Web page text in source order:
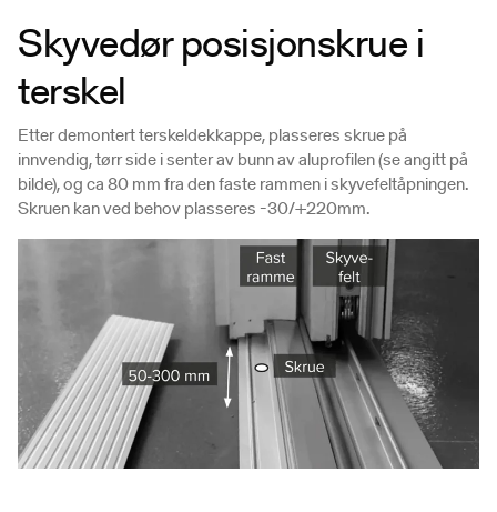
Skyvedør posisjonskrue i
terskel
Etter demontert terskeldekkappe, plasseres skrue på
innvendig, tørr side i senter av bunn av aluprofilen (se angitt på
bilde), og ca 80 mm fra den faste rammen i skyvefeltåpningen.
Skruen kan ved behov plasseres -30/+220mm.